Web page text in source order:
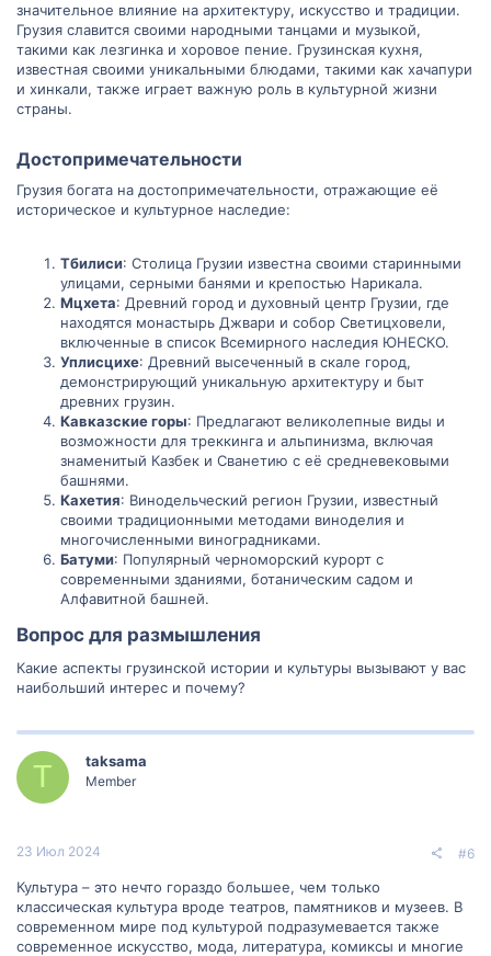
значительное влияние на архитектуру, искусство и традиции.
Грузия славится своими народными танцами и музыкой,
такими как лезгинка и хоровое пение. Грузинская кухня,
известная своими уникальными блюдами, такими как хачапури
и хинкали, также играет важную роль в культурной жизни
страны.
Достопримечательности​
Грузия богата на достопримечательности, отражающие её
историческое и культурное наследие:
Тбилиси: Столица Грузии известна своими старинными
улицами, серными банями и крепостью Нарикала.
Мцхета: Древний город и духовный центр Грузии, где
находятся монастырь Джвари и собор Светицховели,
включенные в список Всемирного наследия ЮНЕСКО.
Уплисцихе: Древний высеченный в скале город,
демонстрирующий уникальную архитектуру и быт
древних грузин.
Кавказские горы: Предлагают великолепные виды и
возможности для треккинга и альпинизма, включая
знаменитый Казбек и Сванетию с её средневековыми
башнями.
Кахетия: Винодельческий регион Грузии, известный
своими традиционными методами виноделия и
многочисленными виноградниками.
Батуми: Популярный черноморский курорт с
современными зданиями, ботаническим садом и
Алфавитной башней.
Вопрос для размышления​
Какие аспекты грузинской истории и культуры вызывают у вас
наибольший интерес и почему?
T taksama
Member
23 Июл 2024 #6
Культура – это нечто гораздо большее, чем только
классическая культура вроде театров, памятников и музеев. В
современном мире под культурой подразумевается также
современное искусство, мода, литература, комиксы и многие